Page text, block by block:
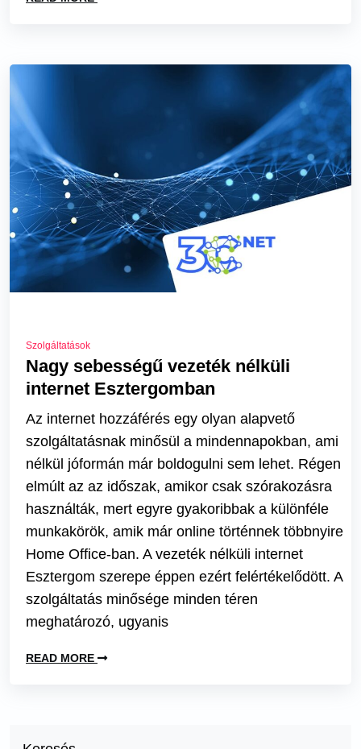
Szolgáltatások
Nagy sebességű vezeték nélküli
internet Esztergomban
Az internet hozzáférés egy olyan alapvető
szolgáltatásnak minősül a mindennapokban, ami
nélkül jóformán már boldogulni sem lehet. Régen
elmúlt az az időszak, amikor csak szórakozásra
használták, mert egyre gyakoribbak a különféle
munkakörök, amik már online történnek többnyire
Home Office-ban. A vezeték nélküli internet
Esztergom szerepe éppen ezért felértékelődött. A
szolgáltatás minősége minden téren
meghatározó, ugyanis
READ MORE